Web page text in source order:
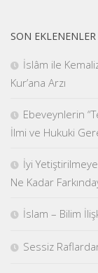
SON EKLENENLER
İslâm ile
Kur’ana Arzı
Ebeveynlerin
İlmi ve Hukuki
İyi
Ne Kadar
İslam – Bilim
Sessiz